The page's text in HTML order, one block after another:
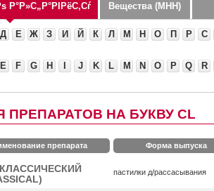
Вещества (МНН)
Д Е Ж З И Й К Л М Н О П Р С
E F G H J K L M N O P Q R
НА БУКВУ CL
препарата Форма выпуска
КЛАССИЧЕСКИЙ
пастилки д/рассасывания